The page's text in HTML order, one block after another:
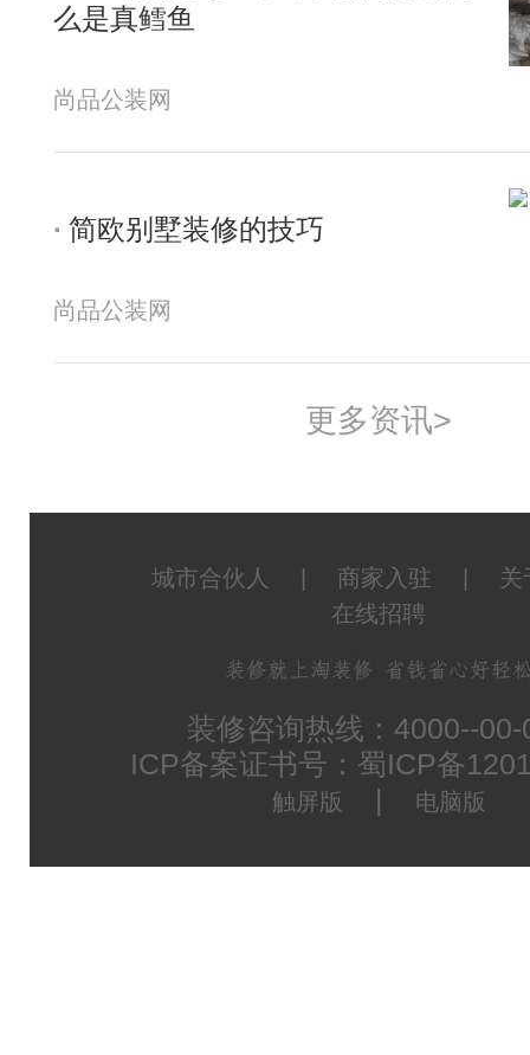
么是真鳕鱼
尚品公装网
简欧别墅装修的技巧
尚品公装网
更多资讯>
城市合伙人 商家入驻
关
在线招聘
装修咨询热线：4000--00-
ICP备案证书号：蜀ICP备
触屏版 | 电脑版